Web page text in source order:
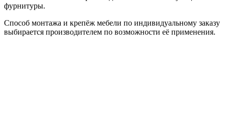
фурнитуры.
Способ монтажа и крепёж мебели по индивидуальному заказу
выбирается производителем по возможности её применения.